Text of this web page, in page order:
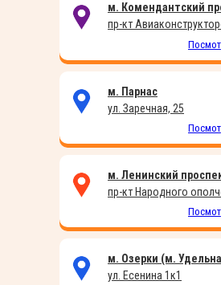
м. Ленинский
пр-кт Народного
м. Комендантский
пр-кт
м. Парнас
ул. Заречная, 25
м. Озерки (м.
ул. Есенина 1к1